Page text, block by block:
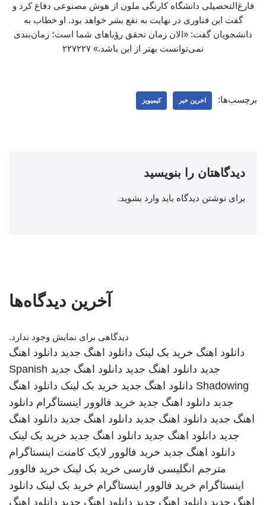
فارغ‌التحصیلی دانشگاه ‌کارنگی ملون از هوش مصنوعی دفاع کرد و
گفت این فناوری در نهایت به نفع بشر خواهد بود. او خطاب به
دانشجویان گفت: «الان زمان تحقق رؤیاهای شما است؛ زمان‌بندی
نمی‌توانست بهتر از این باشد.» ۲۲۷۲۲۷
برچسب‌ها: اخرین خبر کیمیویز
دیدگاهتان را بنویسید
برای نوشتن دیدگاه باید وارد بشوید.
آخرین دیدگاه‌ها
دیدگاهی برای نمایش وجود ندارد.
دانلود اهنگ خرید بک لینک دانلود اهنگ جدید دانلود اهنگ
جدید دانلود اهنگ جدید دانلود اهنگ جدید Spanish
Shadowing دانلود اهنگ جدید خرید بک لینک دانلود اهنگ
جدید دانلود اهنگ جدید خرید فالوور اینستاگرام دانلود
اهنگ جدید دانلود اهنگ جدید دانلود اهنگ جدید دانلود اهنگ
جدید دانلود اهنگ جدید دانلود اهنگ جدید خرید بک لینک
دانلود اهنگ جدید خرید فالوور لایک کامنت اینستاگرام
مترجم انگلیسی فارسی خرید بک لینک خرید فالوور
اینستاگرام خرید فالوور اینستاگرام خرید بک لینک دانلود
اهنگ جدید دانلود اهنگ جدید دانلود اهنگ جدید دانلود اهنگ